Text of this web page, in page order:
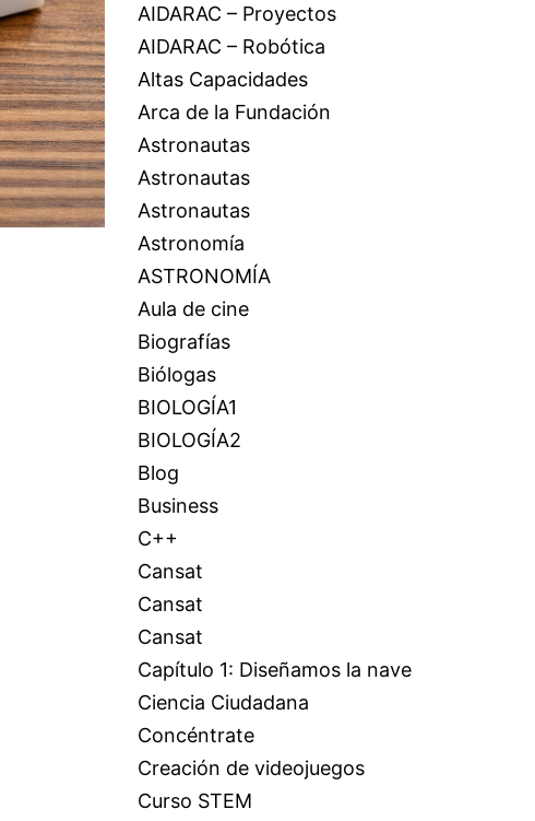
AIDARAC – Proyectos
AIDARAC – Robótica
Altas Capacidades
Arca de la Fundación
Astronautas
Astronautas
Astronautas
Astronomía
ASTRONOMÍA
Aula de cine
Biografías
Biólogas
BIOLOGÍA1
BIOLOGÍA2
Blog
Business
C++
Cansat
Cansat
Cansat
Capítulo 1: Diseñamos la nave
Ciencia Ciudadana
Concéntrate
Creación de videojuegos
Curso STEM